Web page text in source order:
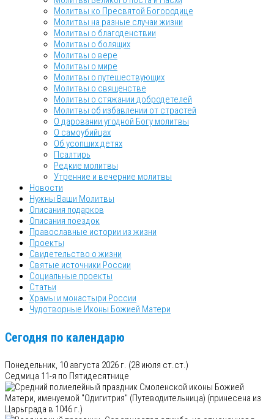
Молитвы ко Пресвятой Богородице
Молитвы на разные случаи жизни
Молитвы о благоденствии
Молитвы о болящих
Молитвы о вере
Молитвы о мире
Молитвы о путешествующих
Молитвы о священстве
Молитвы о стяжании добродетелей
Молитвы об избавлении от страстей
О даровании угодной Богу молитвы
О самоубийцах
Об усопших детях
Псалтирь
Редкие молитвы
Утренние и вечерние молитвы
Новости
Нужны Ваши Молитвы
Описания подарков
Описания поездок
Православные истории из жизни
Проекты
Свидетельство о жизни
Святые источники России
Социальные проекты
Статьи
Храмы и монастыри России
Чудотворные Иконы Божией Матери
Сегодня по календарю
Понедельник, 10 августа 2026 г. (28 июля ст.ст.)
Седмица 11-я по Пятидесятнице
Смоленской иконы Божией
Матери, именуемой "Одигитрия" (Путеводительница) (принесена из
Царьграда в 1046 г.)